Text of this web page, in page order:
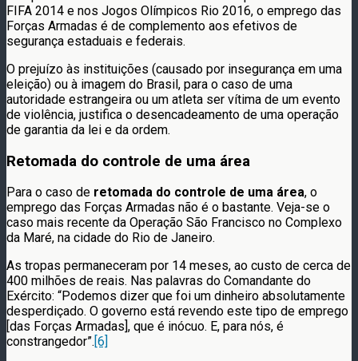
FIFA 2014 e nos Jogos Olímpicos Rio 2016, o emprego das
Forças Armadas é de complemento aos efetivos de
segurança estaduais e federais.
O prejuízo às instituições (causado por insegurança em uma
eleição) ou à imagem do Brasil, para o caso de uma
autoridade estrangeira ou um atleta ser vítima de um evento
de violência, justifica o desencadeamento de uma operação
de garantia da lei e da ordem.
Retomada do controle de uma área
Para o caso de retomada do controle de uma área, o
emprego das Forças Armadas não é o bastante. Veja-se o
caso mais recente da Operação São Francisco no Complexo
da Maré, na cidade do Rio de Janeiro.
As tropas permaneceram por 14 meses, ao custo de cerca de
400 milhões de reais. Nas palavras do Comandante do
Exército: “Podemos dizer que foi um dinheiro absolutamente
desperdiçado. O governo está revendo este tipo de emprego
[das Forças Armadas], que é inócuo. E, para nós, é
constrangedor”. [6]